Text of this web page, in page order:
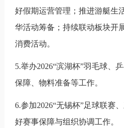
好假期运营管理；推进游艇生
华活动筹备；持续联动板块开
消费活动。
5.举办2026“滨湖杯”羽毛球、
保障、物料准备等工作。
6.参加2026“无锡杯”足球联赛
好赛事保障与组织协调工作。